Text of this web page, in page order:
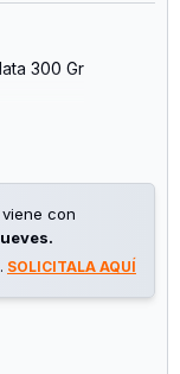
300 Gr
con
SOLICITALA AQUÍ